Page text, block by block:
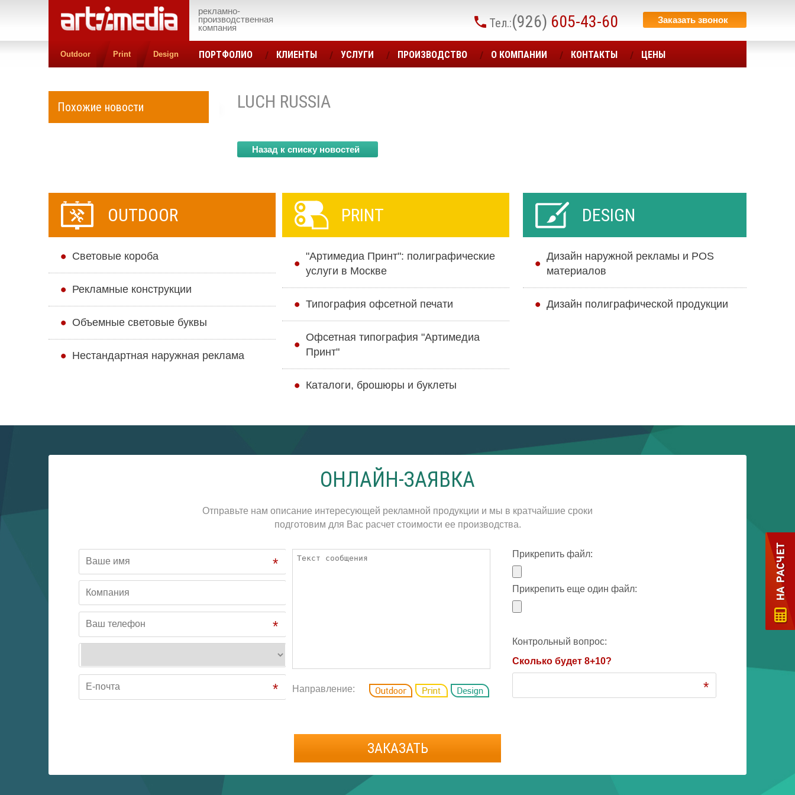
рекламно-
производственная
компания
Заказать звонок
Тел.:(926) 605-43-60
Outdoor Print Design ПОРТФОЛИО КЛИЕНТЫ УСЛУГИ ПРОИЗВОДСТВО О КОМПАНИИ КОНТАКТЫ ЦЕНЫ
Похожие новости LUCH RUSSIA
Назад к списку новостей
OUTDOOR
Cветовые короба
Рекламные конструкции
Объемные световые буквы
Нестандартная наружная реклама
PRINT
"Артимедиа Принт": полиграфические
услуги в Москве
Типография офсетной печати
Офсетная типография "Артимедиа
Принт"
Каталоги, брошюры и буклеты
DESIGN
Дизайн наружной рекламы и POS
материалов
Дизайн полиграфической продукции
ОНЛАЙН-ЗАЯВКА
Отправьте нам описание интересующей рекламной продукции и мы в кратчайшие сроки
подготовим для Вас расчет стоимости ее производства.
*
*
* Направление:
Прикрепить файл:
Прикрепить еще один файл:
Контрольный вопрос:
Сколько будет 8+10?
*
ЗАКАЗАТЬ